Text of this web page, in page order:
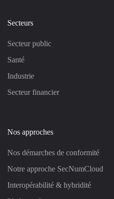
Secteurs
Secteur public
Santé
Industrie
Secteur financier
Nos approches
Nos démarches de conformité
Notre approche SecNumCloud
Interopérabilité & hybridité